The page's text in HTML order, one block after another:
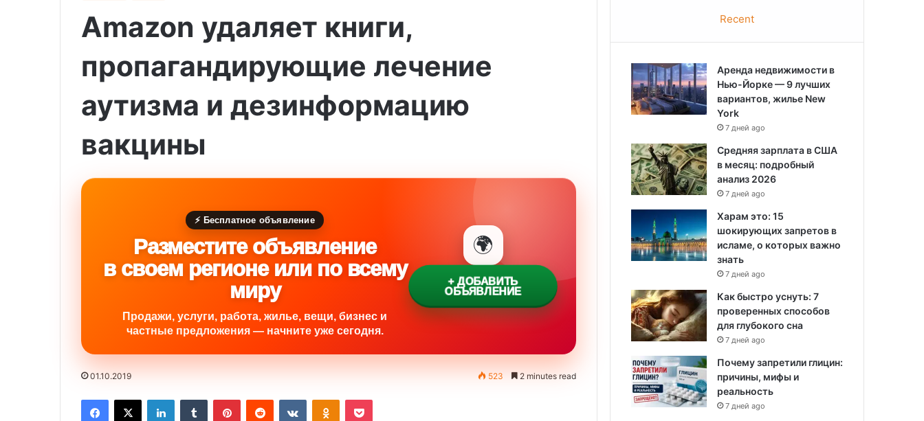
Amazon удаляет книги,
пропагандирующие лечение
аутизма и дезинформацию
вакцины
⚡ Бесплатное объявление
Разместите объявление
в своем регионе или по всему
миру
Продажи, услуги, работа, жилье, вещи, бизнес и
частные предложения — начните уже сегодня.
🌍
+ ДОБАВИТЬ
ОБЪЯВЛЕНИЕ
01.10.2019 523 2 minutes read
Recent
Аренда недвижимости в
Нью-Йорке — 9 лучших
вариантов, жилье New
York
7 дней ago
Средняя зарплата в США
в месяц: подробный
анализ 2026
7 дней ago
Харам это: 15
шокирующих запретов в
исламе, о которых важно
знать
7 дней ago
Как быстро уснуть: 7
проверенных способов
для глубокого сна
7 дней ago
Почему запретили глицин:
причины, мифы и
реальность
7 дней ago